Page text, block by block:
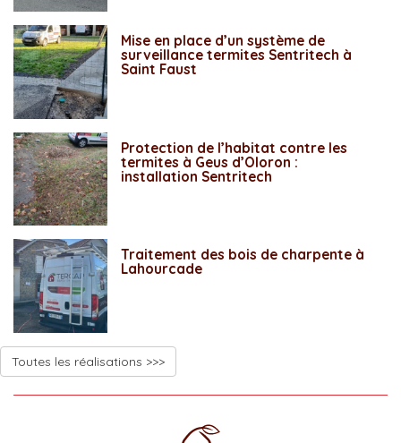
Mise en place d’un système de
surveillance termites Sentritech à
Saint Faust
Protection de l’habitat contre les
termites à Geus d’Oloron :
installation Sentritech
Traitement des bois de charpente à
Lahourcade
Toutes les réalisations >>>